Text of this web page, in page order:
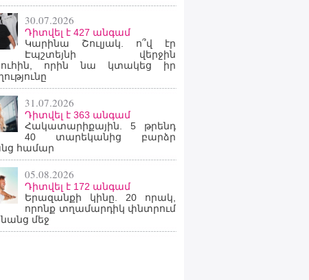
30.07.2026
Դիտվել է 427 անգամ
Կարինա Շուլյակ. ո՞վ էր
Էպշտեյնի վերջին
որին նա կտակեց իր
31.07.2026
Դիտվել է 363 անգամ
Հակատարիքային. 5 թրենդ
40 տարեկանից բարձր
համար
05.08.2026
Դիտվել է 172 անգամ
Երազանքի կինը. 20 որակ,
որոնք տղամարդիկ փնտրում
մեջ